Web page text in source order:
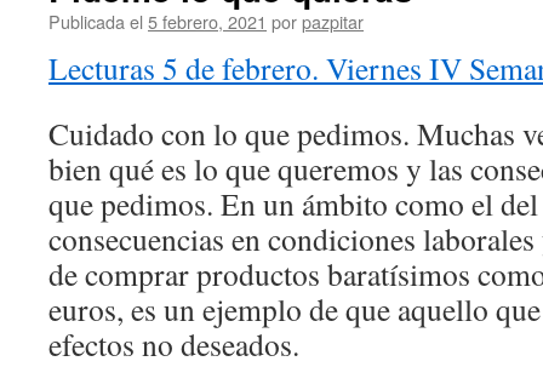
Publicada el 5 febrero, 2021 porpazpitar
Lecturas 5 de febrero. Viernes IV
Cuidado con lo que pedimos. Muchas
bien qué es lo que queremos y las
que pedimos. En un ámbito como el
consecuencias en condiciones
de comprar productos baratísimos
euros, es un ejemplo de que aquello
efectos no deseados.